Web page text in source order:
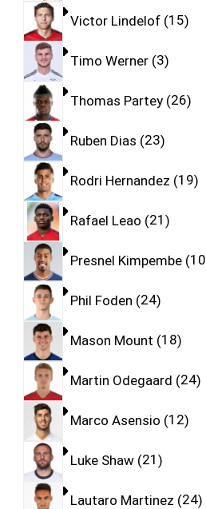
Victor Lindelof 15
Timo Werner 3
Thomas Partey 26
Ruben Dias 23
Rodri Hernandez 19
Rafael Leao 21
Presnel Kimpembe 10
Phil Foden 24
Mason Mount 18
Martin Odegaard 24
Marco Asensio 12
Luke Shaw 21
Lautaro Martinez 24